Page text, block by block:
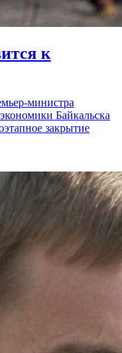
к
министра
Байкальска
закрытие